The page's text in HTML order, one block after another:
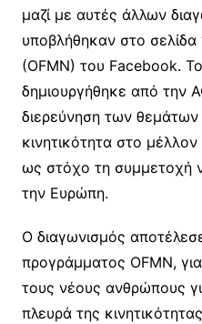
μαζί με αυτές άλλων
υποβλήθηκαν στο
(OFMN) του Facebook.
δημιουργήθηκε από την
διερεύνηση των θεμάτων
κινητικότητα στο
ως στόχο τη συμμετοχή
την Ευρώπη.
Ο διαγωνισμός
προγράμματος OFMN,
τους νέους ανθρώπους
πλευρά της